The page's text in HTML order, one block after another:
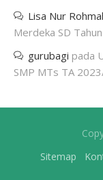
Lisa Nur
Merdeka SD
gurubagi pada
SMP MTs TA
Sitemap